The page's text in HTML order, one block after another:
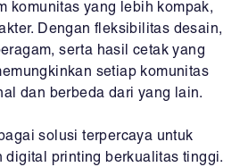
komunitas yang lebih kompak,
Dengan fleksibilitas desain,
serta hasil cetak yang
setiap komunitas
dan berbeda dari yang lain.
solusi terpercaya untuk
digital printing berkualitas tinggi.